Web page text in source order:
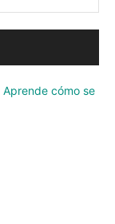
Aprende cómo se